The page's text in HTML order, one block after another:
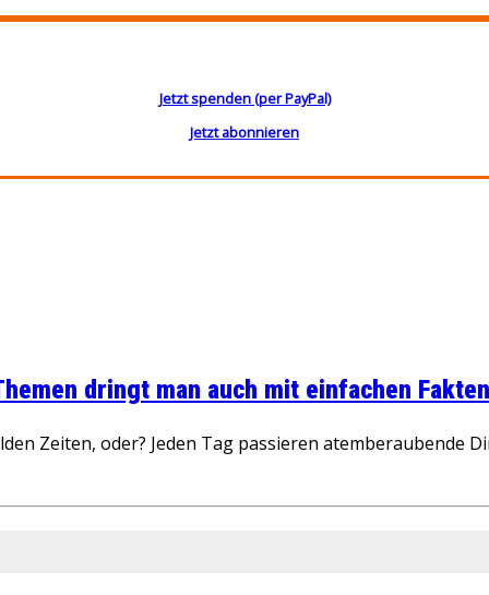
Jetzt spenden (per PayPal)
Jetzt abonnieren
dringt man auch mit einfachen
Zeiten, oder? Jeden Tag passieren atemberaubende